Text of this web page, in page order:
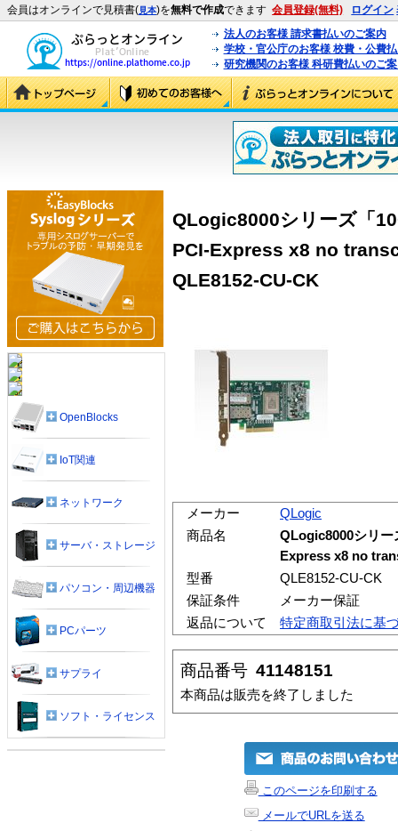
会員はオンラインで見積書(見本)を無料で作成できます 会員登録(無料) ログイン
法人のお客様 請求書払いのご案内
学校・官公庁のお客様 校費・公費
研究機関のお客様 科研費払いのご
QLogic8000シリーズ「
PCI-Express x8 no
QLE8152-CU-CK
メーカー
QLogic
商品名
QLogic8000シリ
Express x8 no
型番
QLE8152-CU-CK
保証条件
メーカー保証
返品について
特定商取引法に基
商品番号 41148151
本商品は販売を終了しました
このページを印刷する
メールでURLを送る
OpenBlocks
IoT関連
ネットワーク
サーバ・ストレージ
パソコン・周辺機器
PCパーツ
サプライ
ソフト・ライセンス